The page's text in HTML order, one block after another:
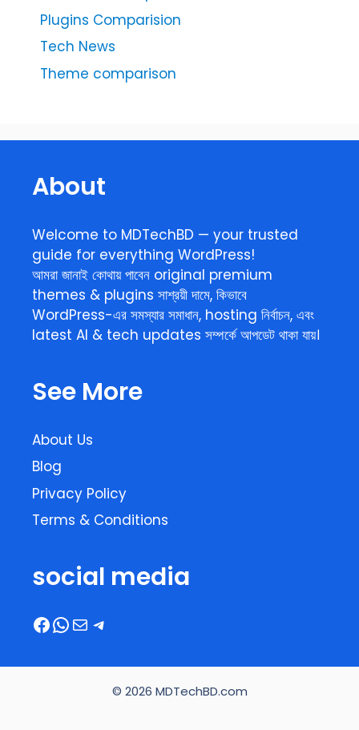
Plugins Comparision
Tech News
Theme comparison
About
Welcome to MDTechBD — your trusted
guide for everything WordPress!
আমরা জানাই কোথায় পাবেন original premium
themes & plugins সাশ্রয়ী দামে, কিভাবে
WordPress-এর সমস্যার সমাধান, hosting নির্বাচন, এবং
latest AI & tech updates সম্পর্কে আপডেট থাকা যায়।
See More
About Us
Blog
Privacy Policy
Terms & Conditions
social media
Facebook
WhatsApp
MailTelegram
© 2026 MDTechBD.com